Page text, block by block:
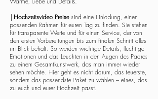
Hochzeitsvideo Preisesind eine Einladung, einen
passenden Rahmen für euren Tag zu finden. Sie stehen
für transparente Werte und für einen Service, der von
den ersten Vorbereitungen bis zum finalen Schnitt alles
im Blick behält. So werden wichtige Details, flüchtige
Emotionen und das Leuchten in den Augen des Paares
zu einem Gesamtkunstwerk, das man immer wieder
sehen möchte. Hier geht es nicht darum, das teuerste,
sondern das passendste Paket zu wählen – eines, das
zu euch und eurer Hochzeit passt.